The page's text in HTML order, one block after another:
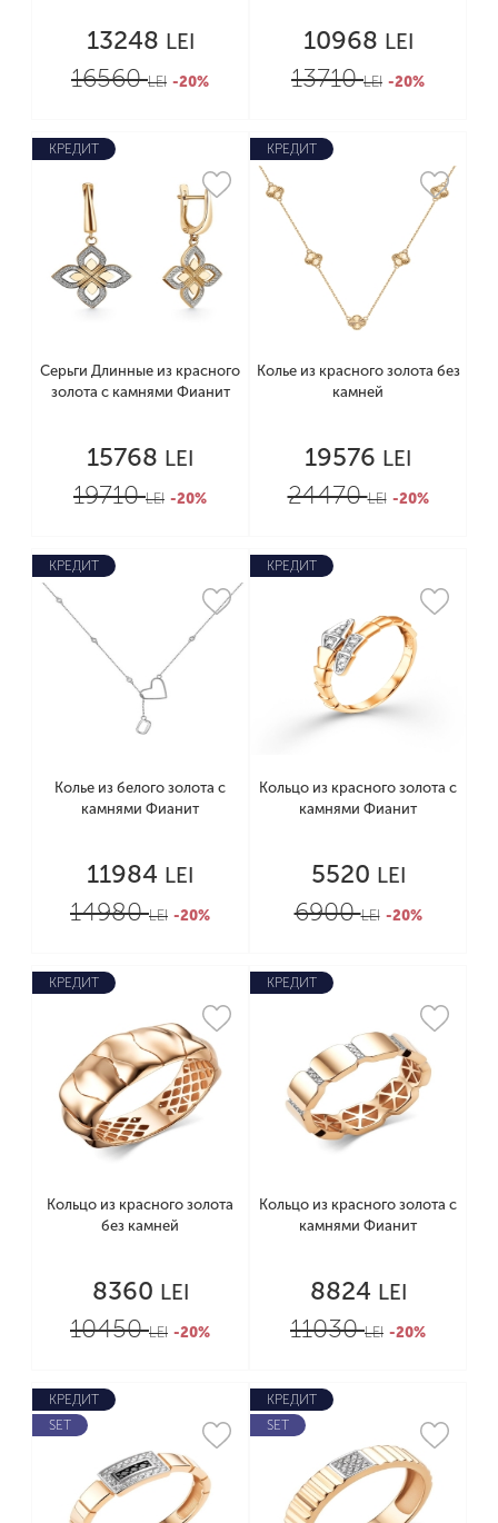
13248 LEI
16560LEI -20%
10968 LEI
13710LEI -20%
КРЕДИТ
Серьги Длинные из красного
золота с камнями Фианит
15768 LEI
19710LEI -20%
КРЕДИТ
Колье из красного золота без
камней
19576 LEI
24470LEI -20%
КРЕДИТ
Колье из белого золота с
камнями Фианит
11984 LEI
14980LEI -20%
КРЕДИТ
Кольцо из красного золота с
камнями Фианит
5520 LEI
6900LEI -20%
КРЕДИТ
Кольцо из красного золота
без камней
8360 LEI
10450LEI -20%
КРЕДИТ
Кольцо из красного золота с
камнями Фианит
8824 LEI
11030LEI -20%
КРЕДИТ
SET
КРЕДИТ
SET